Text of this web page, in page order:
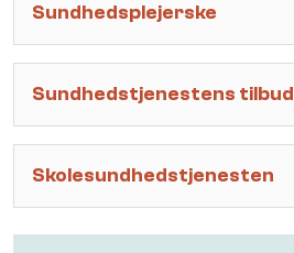
Sundhedsplejerske
Sundhedstjenestens
Skolesundhedstjenesten